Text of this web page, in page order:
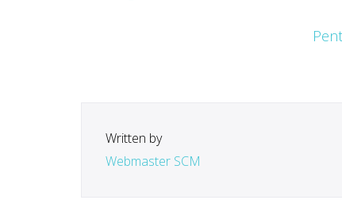
Written by
Webmaster SCM